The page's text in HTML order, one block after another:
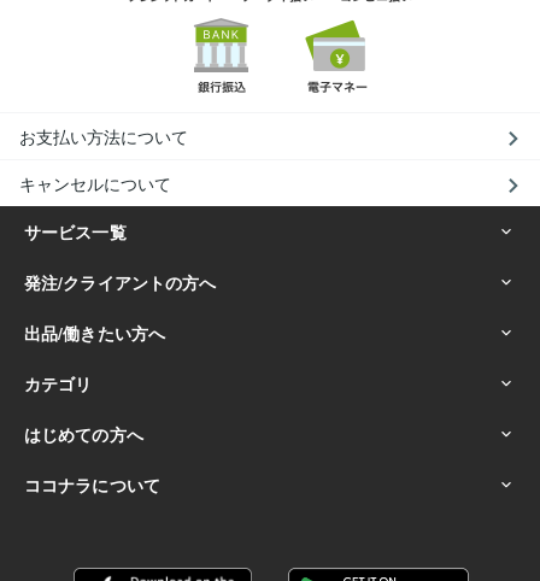
お支払い方法について
キャンセルについて